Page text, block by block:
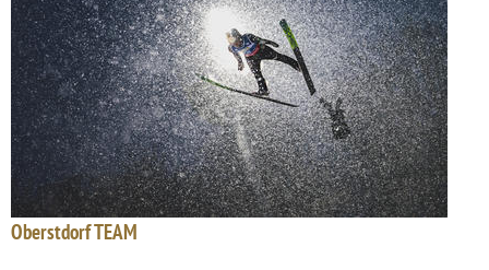
Oberstdorf TEAM